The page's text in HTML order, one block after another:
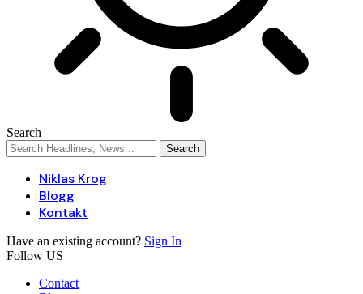
Search
Niklas Krog
Blogg
Kontakt
Have an existing account? Sign In
Follow US
Contact